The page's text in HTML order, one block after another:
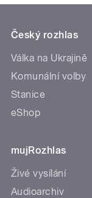
Český rozhlas
Válka na Ukrajině
Komunální volby
Stanice
eShop
mujRozhlas
Živé vysílání
Audioarchiv